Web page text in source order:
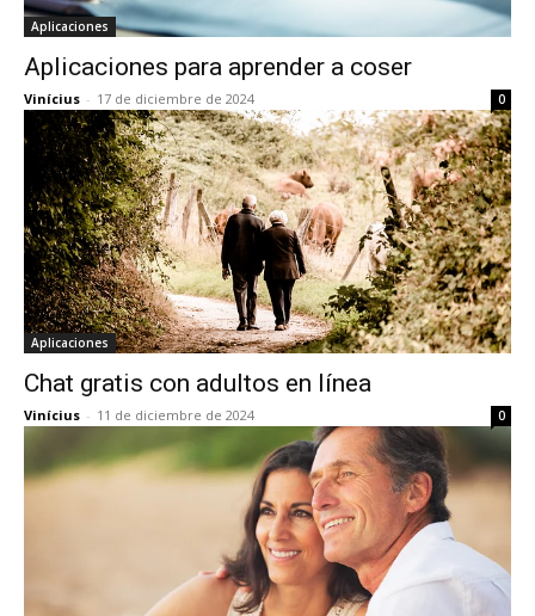
Aplicaciones
Aplicaciones para aprender a coser
Vinícius - 17 de diciembre de 2024 0
Aplicaciones
Chat gratis con adultos en línea
Vinícius - 11 de diciembre de 2024 0